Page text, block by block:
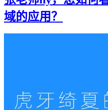
域的应用？